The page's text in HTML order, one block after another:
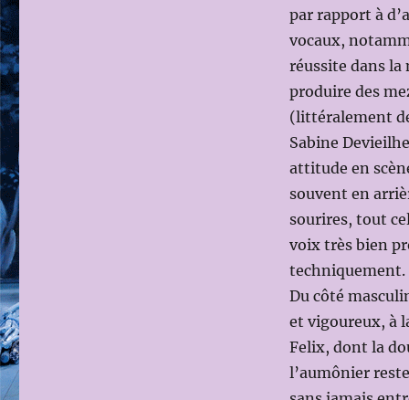
par rapport à
vocaux,
réussite dans la
produire des
(littéralement
Sabine
attitude en
souvent en
sourires, tout
voix très bien
techniquement.
Du côté
et vigoureux, à
Felix, dont la
l’aumônier